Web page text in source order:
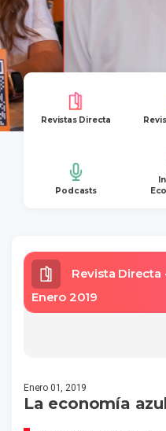
Revistas Directa
Podcasts
Revista
Enero 2019
Enero 01, 2019
La economía